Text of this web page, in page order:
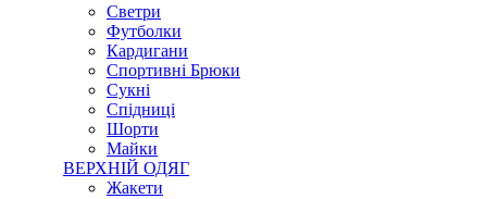
Светри
Футболки
Кардигани
Спортивні Брюки
Сукні
Спідниці
Шорти
Майки
ВЕРХНІЙ ОДЯГ
Жакети